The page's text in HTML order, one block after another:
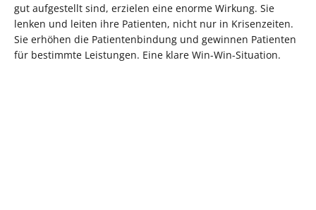
gut aufgestellt sind, erzielen eine enorme Wirkung. Sie
lenken und leiten ihre Patienten, nicht nur in Krisenzeiten.
Sie erhöhen die Patientenbindung und gewinnen Patienten
für bestimmte Leistungen. Eine klare Win-Win-Situation.